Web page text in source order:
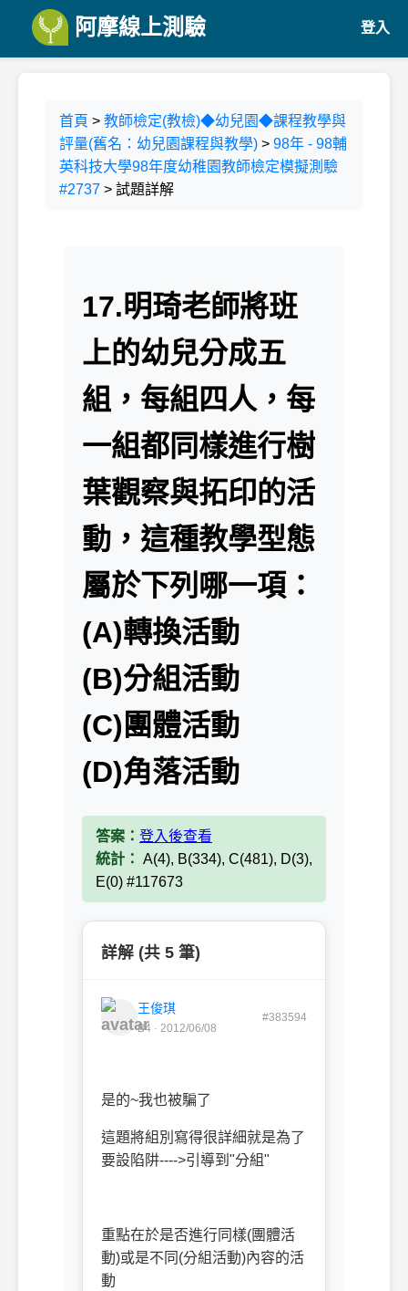
阿摩線上測驗 登入
首頁 > 教師檢定(教檢)◆幼兒園◆課程教學與
評量(舊名：幼兒園課程與教學) > 98年 - 98輔
英科技大學98年度幼稚園教師檢定模擬測驗
#2737 > 試題詳解
17.明琦老師將班
上的幼兒分成五
組，每組四人，每
一組都同樣進行樹
葉觀察與拓印的活
動，這種教學型態
屬於下列哪一項：
(A)轉換活動
(B)分組活動
(C)團體活動
(D)角落活動
答案： 登入後查看
統計： A(4), B(334), C(481), D(3),
E(0) #117673
詳解 (共 5 筆)
王俊琪
B4 · 2012/06/08
#383594
是的~我也被騙了
這題將組別寫得很詳細就是為了
要設陷阱---->引導到"分組"
重點在於是否進行同樣(團體活
動)或是不同(分組活動)內容的活
動